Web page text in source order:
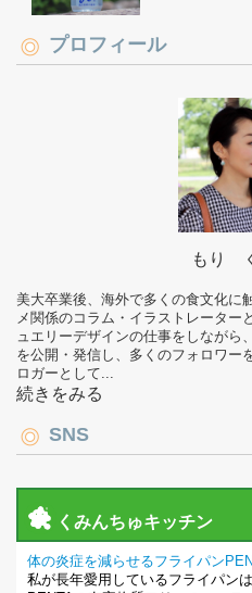
プロフィール
もり
美大卒業後、海外で多くの食文化に
メ関係のコラム・イラストレーター
ュエリーデザインの仕事をしながら
を公開・発信し、多くのフォロワー
ロガーとして...
続きをみる
SNS
くみんちゅキッチン
体の炎症を減らせるフライパン
私が長年愛用しているフライパン